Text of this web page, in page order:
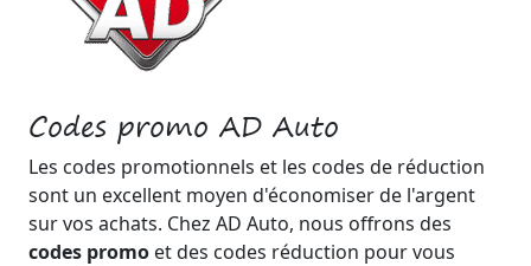
Codes promo AD Auto
Les codes promotionnels et les codes de réduction
sont un excellent moyen d'économiser de l'argent
sur vos achats. Chez AD Auto, nous offrons des
codes promo et des codes réduction pour vous